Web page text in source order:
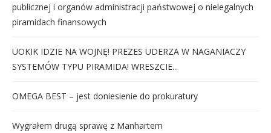
publicznej i organów administracji państwowej o nielegalnych
piramidach finansowych
UOKIK IDZIE NA WOJNĘ! PREZES UDERZA W NAGANIACZY
SYSTEMÓW TYPU PIRAMIDA! WRESZCIE...
OMEGA BEST – jest doniesienie do prokuratury
Wygrałem drugą sprawę z Manhartem